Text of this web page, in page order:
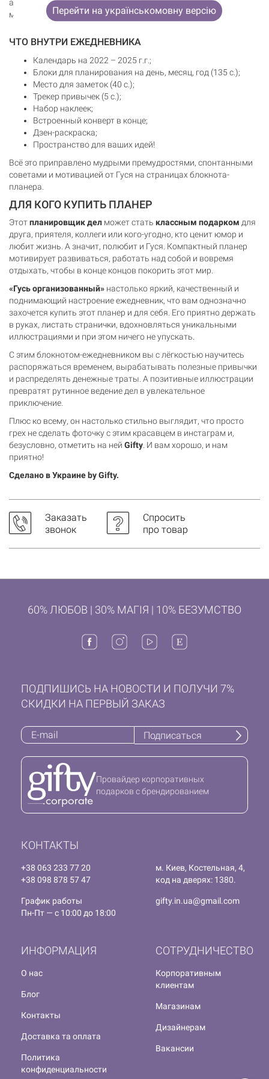
а значит вы можете начинать вести планировщик дел в любой
момент.
ЧТО ВНУТРИ ЕЖЕДНЕВНИКА
Календарь на 2022 – 2025 г.г.;
Блоки для планирования на день, месяц, год (135 с.);
Место для заметок (40 с.);
Трекер привычек (5 с.);
Набор наклеек;
Встроенный конверт в конце;
Дзен-раскраска;
Пространство для ваших идей!
Всё это приправлено мудрыми премудростями, спонтанными
советами и мотивацией от Гуся на страницах блокнота-
планера.
ДЛЯ КОГО КУПИТЬ ПЛАНЕР
Этотпланировщик дел может стать классным подарком для
друга, приятеля, коллеги или кого-угодно, кто ценит юмор и
любит жизнь. А значит, полюбит и Гуся. Компактный планер
мотивирует развиваться, работать над собой и вовремя
отдыхать, чтобы в конце концов покорить этот мир.
«Гусь организованный» настолько яркий, качественный и
поднимающий настроение ежедневник, что вам однозначно
захочется купить этот планер и для себя. Его приятно держать
в руках, листать странички, вдохновляться уникальными
иллюстрациями и при этом ничего не упускать.
С этим блокнотом-ежедневником вы с лёгкостью научитесь
распоряжаться временем, вырабатывать полезные привычки
и распределять денежные траты. А позитивные иллюстрации
превратят рутинное ведение дел в увлекательное
приключение.
Плюс ко всему, он настолько стильно выглядит, что просто
грех не сделать фоточку с этим красавцем в инстаграм и,
безусловно, отметить на ней Gifty. И вам хорошо, и нам
приятно!
Сделано в Украине by Gifty.
Заказать
звонок
Спросить
про товар
60% ЛЮБОВ | 30% МАГІЯ | 10% БЕЗУМСТВО
КОНТАКТЫ
+38 063 233 77 20
+38 098 878 57 47
м. Киев, Костельная, 4,
код на дверях: 1380.
График работы
Пн-Пт — с 10:00 до 18:00
gifty.in.ua@gmail.com
СОТРУДНИЧЕСТВО
Корпоративным
клиентам
Магазинам
Дизайнерам
Вакансии
ИНФОРМАЦИЯ
О нас
Блог
Контакты
Доставка та оплата
Политика
конфиденциальности
ПОДПИШИСЬ НА НОВОСТИ И ПОЛУЧИ 7%
СКИДКИ НА ПЕРВЫЙ ЗАКАЗ
Подписаться
Провайдер корпоративных
подарков с брендированием
Перейти на українськомовну версію